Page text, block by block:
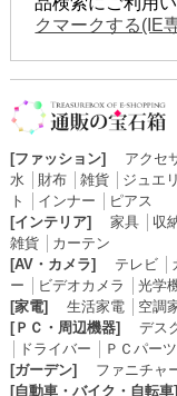
クマークする(IE
[ファッション] アクセ
水
財布│ 雑貨│ ジュエ
ト
インナー
ピアス
[インテリア]
家具│ 収
雑貨│ カーテン
[AV・カメラ]
テレビ│
ー
ビデオカメラ
光学
[家電]
生活家電│ 空調
[ＰＣ・周辺機器]
デス
ドライバー
ＰＣパーツ
[ガーデン]
ファニチャ
[自動車・バイク・自転車]